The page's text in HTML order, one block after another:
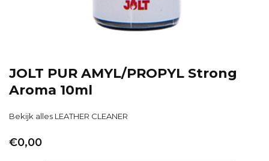
JOLT PUR AMYL/PROPYL Strong
Aroma 10ml
Bekijk alles LEATHER CLEANER
€0,00